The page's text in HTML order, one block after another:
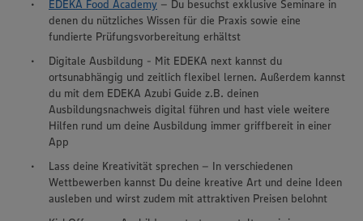
EDEKA Food Academy – Du besuchst exklusive Seminare in
denen du nützliches Wissen für die Praxis sowie eine
fundierte Prüfungsvorbereitung erhältst
Digitale Ausbildung - Mit EDEKA next kannst du
ortsunabhängig und zeitlich flexibel lernen. Außerdem kannst
du mit dem EDEKA Azubi Guide z.B. deinen
Ausbildungsnachweis digital führen und hast viele weitere
Hilfen rund um deine Ausbildung immer griffbereit in einer
App
Lass deine Kreativität sprechen – In verschiedenen
Wettbewerben kannst Du deine kreative Art und deine Ideen
ausleben und wirst zudem mit attraktiven Preisen belohnt